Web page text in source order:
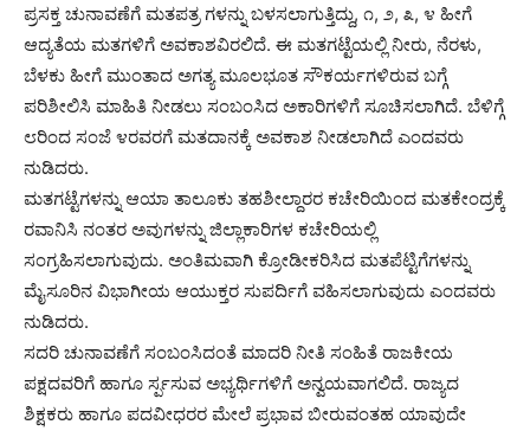
ಪ್ರಸಕ್ತ ಚುನಾವಣೆಗೆ ಮತಪತ್ರ ಗಳನ್ನು ಬಳಸಲಾಗುತ್ತಿದ್ದು, ೧, ೨, ೩, ೪ ಹೀಗೆ
ಆದ್ಯತೆಯ ಮತಗಳಿಗೆ ಅವಕಾಶವಿರಲಿದೆ. ಈ ಮತಗಟ್ಟೆಯಲ್ಲಿ ನೀರು, ನೆರಳು,
ಬೆಳಕು ಹೀಗೆ ಮುಂತಾದ ಅಗತ್ಯ ಮೂಲಭೂತ ಸೌಕರ್ಯಗಳಿರುವ ಬಗ್ಗೆ
ಪರಿಶೀಲಿಸಿ ಮಾಹಿತಿ ನೀಡಲು ಸಂಬಂಸಿದ ಅಕಾರಿಗಳಿಗೆ ಸೂಚಿಸಲಾಗಿದೆ. ಬೆಳಿಗ್ಗೆ
೮ರಿಂದ ಸಂಜೆ ೪ರವರಗೆ ಮತದಾನಕ್ಕೆ ಅವಕಾಶ ನೀಡಲಾಗಿದೆ ಎಂದವರು
ನುಡಿದರು.
ಮತಗಟ್ಟೆಗಳನ್ನು ಆಯಾ ತಾಲೂಕು ತಹಶೀಲ್ದಾರರ ಕಚೇರಿಯಿಂದ ಮತಕೇಂದ್ರಕ್ಕೆ
ರವಾನಿಸಿ ನಂತರ ಅವುಗಳನ್ನು ಜಿಲ್ಲಾಕಾರಿಗಳ ಕಚೇರಿಯಲ್ಲಿ
ಸಂಗ್ರಹಿಸಲಾಗುವುದು. ಅಂತಿಮವಾಗಿ ಕ್ರೋಡೀಕರಿಸಿದ ಮತಪೆಟ್ಟಿಗೆಗಳನ್ನು
ಮೈಸೂರಿನ ವಿಭಾಗೀಯ ಆಯುಕ್ತರ ಸುಪರ್ದಿಗೆ ವಹಿಸಲಾಗುವುದು ಎಂದವರು
ನುಡಿದರು.
ಸದರಿ ಚುನಾವಣೆಗೆ ಸಂಬಂಸಿದಂತೆ ಮಾದರಿ ನೀತಿ ಸಂಹಿತೆ ರಾಜಕೀಯ
ಪಕ್ಷದವರಿಗೆ ಹಾಗೂ ರ್ಸ್ಪಸುವ ಅಭ್ಯರ್ಥಿಗಳಿಗೆ ಅನ್ವಯವಾಗಲಿದೆ. ರಾಜ್ಯದ
ಶಿಕ್ಷಕರು ಹಾಗೂ ಪದವೀಧರರ ಮೇಲೆ ಪ್ರಭಾವ ಬೀರುವಂತಹ ಯಾವುದೇ